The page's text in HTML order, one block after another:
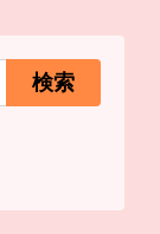
検索